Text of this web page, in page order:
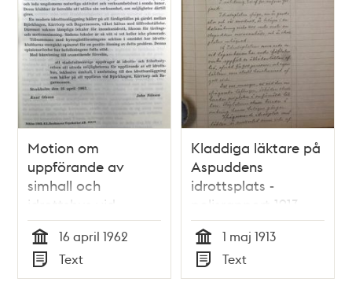
Motion om
uppförande av
simhall och
idrottshus vid
blivand Kärrtorps IP
Tid
16 april 1962
Typ
Text
Kladdiga läktare på
Aspuddens
idrottsplats -
polisrapport 1913
Tid
1 maj 1913
Typ
Text